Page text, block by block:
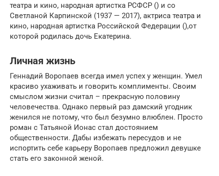
театра и кино, народная артистка РСФСР () и со
Светланой Карпинской (1937 — 2017), актриса театра и
кино, народная артистка Российской Федерации (),от
которой родилась дочь Екатерина.
Личная жизнь
Геннадий Воропаев всегда имел успех у женщин. Умел
красиво ухаживать и говорить комплименты. Своим
смыслом жизни считал – прекрасную половину
человечества. Однако первый раз дамский угодник
женился не потому, что был безумно влюблен. Просто
роман с Татьяной Ионас стал достоянием
общественности. Дабы избежать пересудов и не
испортить себе карьеру Воропаев предложил девушке
стать его законной женой.